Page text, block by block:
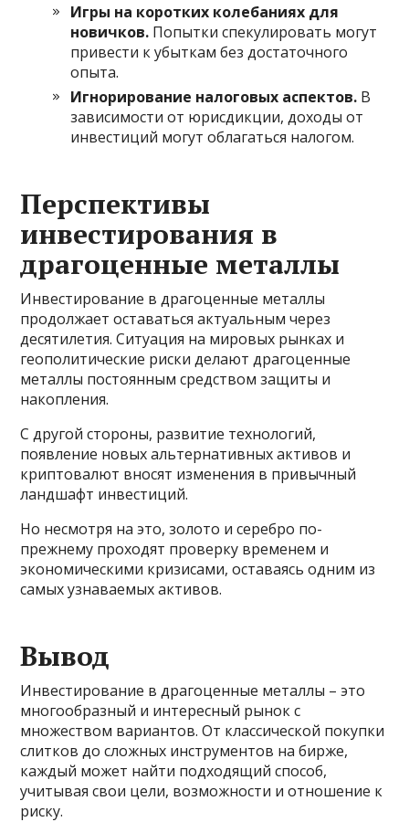
Игры на коротких колебаниях для
новичков. Попытки спекулировать могут
привести к убыткам без достаточного
опыта.
Игнорирование налоговых аспектов. В
зависимости от юрисдикции, доходы от
инвестиций могут облагаться налогом.
Перспективы
инвестирования в
драгоценные металлы
Инвестирование в драгоценные металлы
продолжает оставаться актуальным через
десятилетия. Ситуация на мировых рынках и
геополитические риски делают драгоценные
металлы постоянным средством защиты и
накопления.
С другой стороны, развитие технологий,
появление новых альтернативных активов и
криптовалют вносят изменения в привычный
ландшафт инвестиций.
Но несмотря на это, золото и серебро по-
прежнему проходят проверку временем и
экономическими кризисами, оставаясь одним из
самых узнаваемых активов.
Вывод
Инвестирование в драгоценные металлы – это
многообразный и интересный рынок с
множеством вариантов. От классической покупки
слитков до сложных инструментов на бирже,
каждый может найти подходящий способ,
учитывая свои цели, возможности и отношение к
риску.